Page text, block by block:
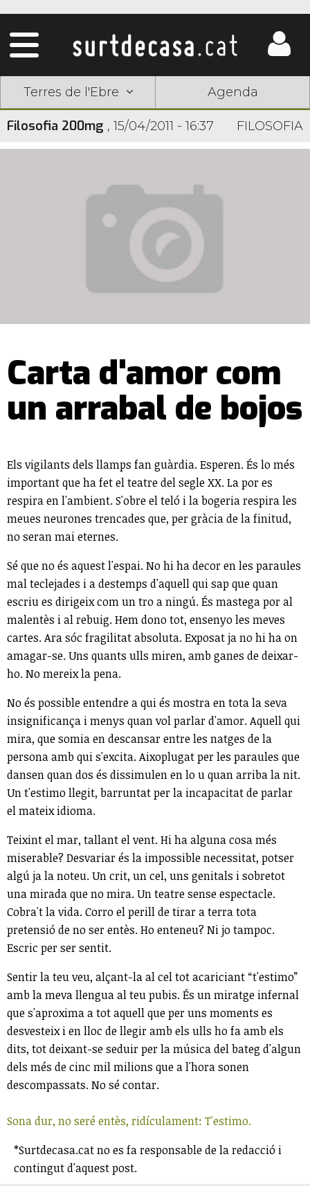
Terres de l'Ebre Agenda
Filosofia 200mg , 15/04/2011 - 16:37 FILOSOFIA
Carta d'amor com
un arrabal de bojos
Els vigilants dels llamps fan guàrdia. Esperen. És lo més
important que ha fet el teatre del segle XX. La por es
respira en l'ambient. S'obre el teló i la bogeria respira les
meues neurones trencades que, per gràcia de la finitud,
no seran mai eternes.
Sé que no és aquest l'espai. No hi ha decor en les paraules
mal teclejades i a destemps d'aquell qui sap que quan
escriu es dirigeix com un tro a ningú. És mastega por al
malentès i al rebuig. Hem dono tot, ensenyo les meves
cartes. Ara sóc fragilitat absoluta. Exposat ja no hi ha on
amagar-se. Uns quants ulls miren, amb ganes de deixar-
ho. No mereix la pena.
No és possible entendre a qui és mostra en tota la seva
insignificança i menys quan vol parlar d'amor. Aquell qui
mira, que somia en descansar entre les natges de la
persona amb qui s'excita. Aixoplugat per les paraules que
dansen quan dos és dissimulen en lo u quan arriba la nit.
Un t'estimo llegit, barruntat per la incapacitat de parlar
el mateix idioma.
Teixint el mar, tallant el vent. Hi ha alguna cosa més
miserable? Desvariar és la impossible necessitat, potser
algú ja la noteu. Un crit, un cel, uns genitals i sobretot
una mirada que no mira. Un teatre sense espectacle.
Cobra't la vida. Corro el perill de tirar a terra tota
pretensió de no ser entès. Ho enteneu? Ni jo tampoc.
Escric per ser sentit.
Sentir la teu veu, alçant-la al cel tot acariciant “t'estimo”
amb la meva llengua al teu pubis. És un miratge infernal
que s'aproxima a tot aquell que per uns moments es
desvesteix i en lloc de llegir amb els ulls ho fa amb els
dits, tot deixant-se seduir per la música del bateg d'algun
dels més de cinc mil milions que a l'hora sonen
descompassats. No sé contar.
Sona dur, no seré entès, ridículament: T'estimo.
*Surtdecasa.cat no es fa responsable de la redacció i
contingut d'aquest post.